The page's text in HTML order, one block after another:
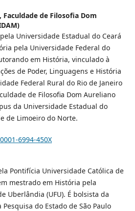
Faculdade de Filosofia Dom
Universidade Estadual do Ceará
pela Universidade Federal do
em História, vinculado à
de Poder, Linguagens e História
Federal Rural do Rio de Janeiro
de Filosofia Dom Aureliano
da Universidade Estadual do
de Limoeiro do Norte.
6994-450X
Pontifícia Universidade Católica de
mestrado em História pela
Uberlândia (UFU). É bolsista da
do Estado de São Paulo